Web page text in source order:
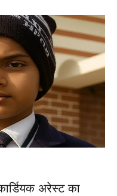
अरेस्ट का